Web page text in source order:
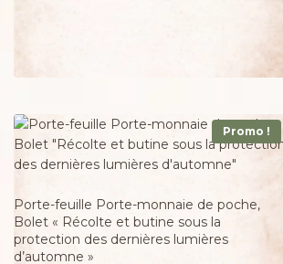
Promo !
Porte-feuille Porte-monnaie de poche,
Bolet « Récolte et butine sous la
protection des dernières lumières
d’automne »